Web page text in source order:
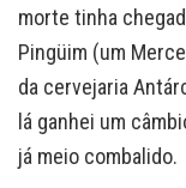
morte tinha
Pingüim (um
da cervejaria
lá ganhei um
já meio combalido.